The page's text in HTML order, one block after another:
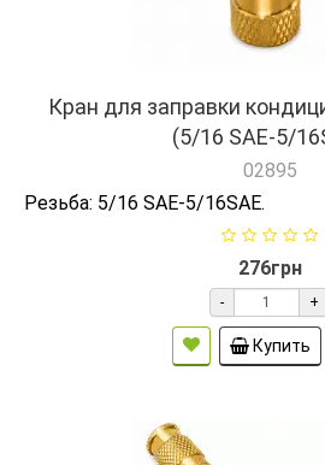
Кран для заправки
(5/16 SAE-5/
02895
Резьба: 5/16 SAE-5/16SAE.
276грн
- +
Купить